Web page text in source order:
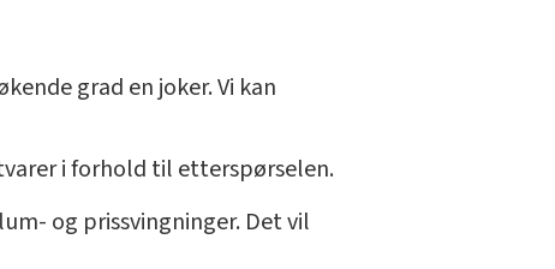
grad en joker. Vi kan
i forhold til etterspørselen.
og prissvingninger. Det vil